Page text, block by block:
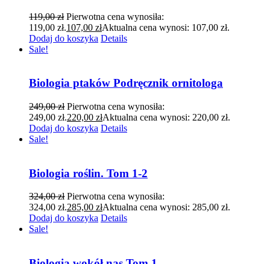
119,00zł Pierwotna cena wynosiła:
119,00 zł.107,00 złAktualna cena wynosi: 107,00 zł.
Dodaj do koszyka Details
Sale!
Biologia ptaków Podręcznik ornitologa
249,00zł Pierwotna cena wynosiła:
249,00 zł.220,00 złAktualna cena wynosi: 220,00 zł.
Dodaj do koszyka Details
Sale!
Biologia roślin. Tom 1-2
324,00zł Pierwotna cena wynosiła:
324,00 zł.285,00 złAktualna cena wynosi: 285,00 zł.
Dodaj do koszyka Details
Sale!